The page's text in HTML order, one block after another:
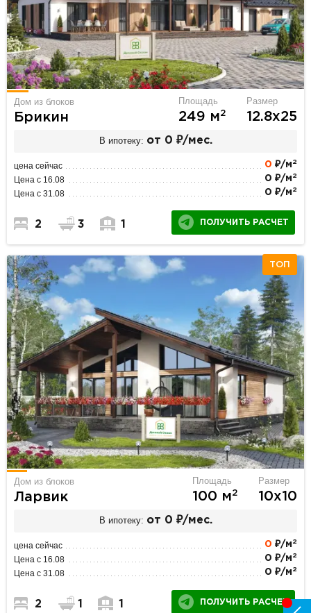
Дом из блоков
Брикин
Площадь
249 м2
Размер
12.8х25
В ипотеку: от 0 ₽/мес.
цена сейчас 0 ₽/м 2
Цена с 16.08 0 ₽/м 2
Цена с 31.08 0 ₽/м 2
2 3 1 ПОЛУЧИТЬ РАСЧЕТ
ТОП
Дом из блоков
Ларвик
Площадь
100 м2
Размер
10х10
В ипотеку: от 0 ₽/мес.
цена сейчас 0 ₽/м 2
Цена с 16.08 0 ₽/м 2
Цена с 31.08 0 ₽/м 2
2 1 1 ПОЛУЧИТЬ РАСЧЕТ